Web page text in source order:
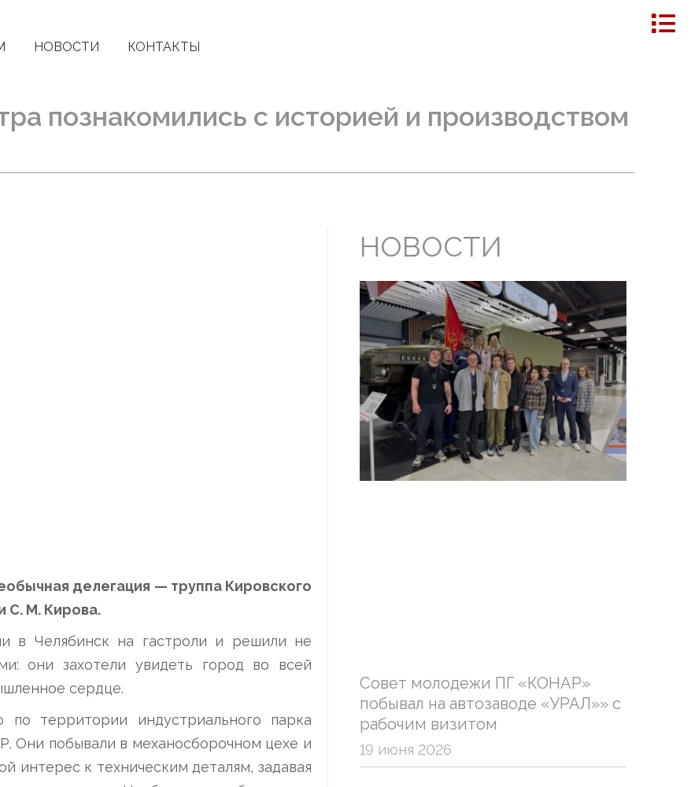
НОВОСТИ КОНТАКТЫ
познакомились с историей и производством
делегация — труппа Кировского
С. М. Кирова.
в Челябинск на гастроли и решили не
они захотели увидеть город во всей
сердце.
территории индустриального парка
Они побывали в механосборочном цехе и
интерес к техническим деталям, задавая
НОВОСТИ
Совет молодежи ПГ «КОНАР»
побывал на автозаводе «УРАЛ»» с
рабочим визитом
19 июня 2026